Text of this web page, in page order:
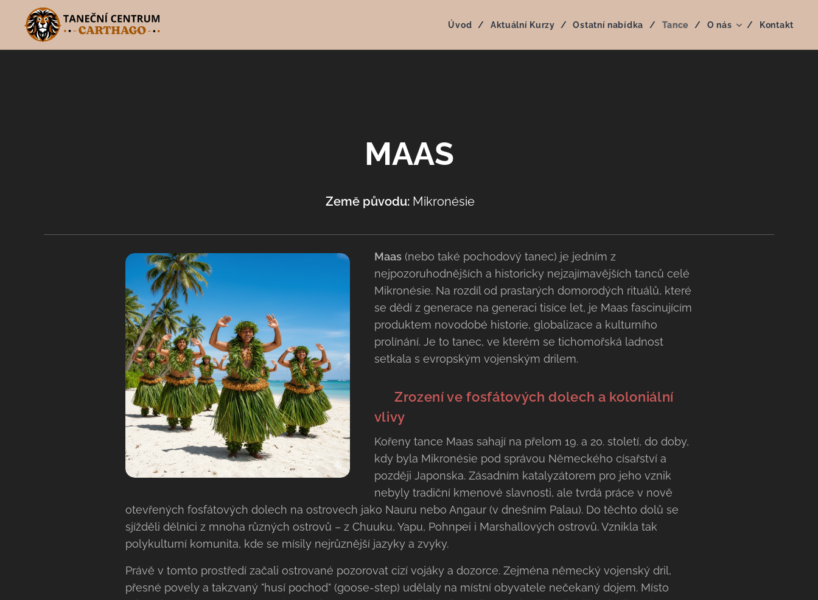
Úvod Aktuální Kurzy Ostatní nabídka Tance O nás Kontakt
MAAS
Země původu: Mikronésie 🇫🇲
Maas(nebo také pochodový tanec) je jedním z
nejpozoruhodnějších a historicky nejzajímavějších tanců celé
Mikronésie. Na rozdíl od prastarých domorodých rituálů, které
se dědí z generace na generaci tisíce let, je Maas fascinujícím
produktem novodobé historie, globalizace a kulturního
prolínání. Je to tanec, ve kterém se tichomořská ladnost
setkala s evropským vojenským drilem.
⛏️ Zrození ve fosfátových dolech a koloniální
vlivy
Kořeny tance Maas sahají na přelom 19. a 20. století, do doby,
kdy byla Mikronésie pod správou Německého císařství a
později Japonska. Zásadním katalyzátorem pro jeho vznik
nebyly tradiční kmenové slavnosti, ale tvrdá práce v nově
otevřených fosfátových dolech na ostrovech jako Nauru nebo Angaur (v dnešním Palau). Do těchto dolů se
sjížděli dělníci z mnoha různých ostrovů – z Chuuku, Yapu, Pohnpei i Marshallových ostrovů. Vznikla tak
polykulturní komunita, kde se mísily nejrůznější jazyky a zvyky.
Právě v tomto prostředí začali ostrované pozorovat cizí vojáky a dozorce. Zejména německý vojenský dril,
přesné povely a takzvaný "husí pochod" (goose-step) udělaly na místní obyvatele nečekaný dojem. Místo